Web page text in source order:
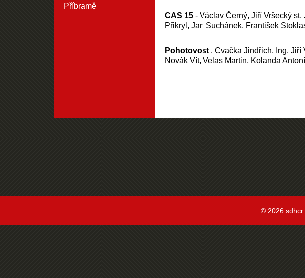
Příbramě
CAS 15 - Václav Černý, Jiří Vršecký st,
Přikryl, Jan Suchánek, František
Pohotovost . Cvačka Jindřich, Ing. Jiří
Novák Vít, Velas Martin, Kolanda
© 2026